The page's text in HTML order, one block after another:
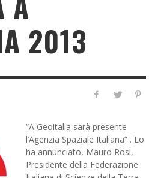
2013
“A Geoitalia sarà presente
l’Agenzia Spaziale Italiana” . Lo
ha annunciato, Mauro Rosi,
Presidente della Federazione